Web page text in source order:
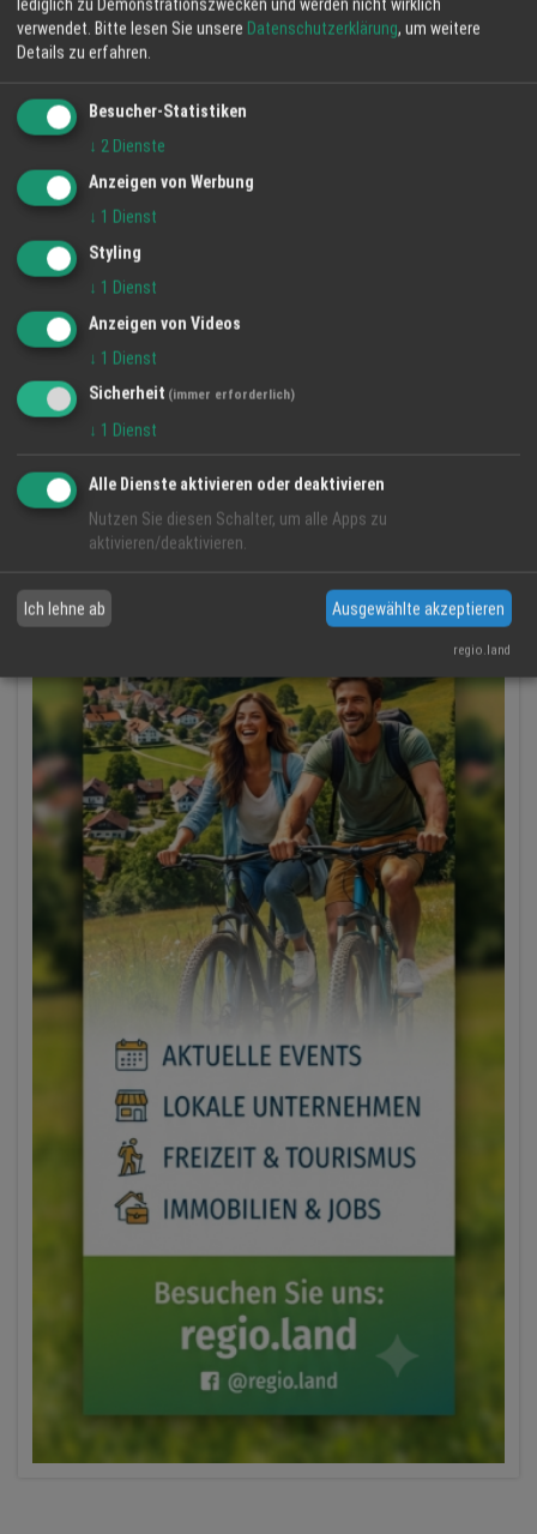
lediglich zu Demonstrationszwecken und werden nicht wirklich
verwendet. Bitte lesen Sie unsere Datenschutzerklärung, um weitere
Details zu erfahren.
Besucher-Statistiken
↓ 2 Dienste
Anzeigen von Werbung
↓ 1 Dienst
Styling
↓ 1 Dienst
Anzeigen von Videos
↓ 1 Dienst
Sicherheit (immer erforderlich)
↓ 1 Dienst
Alle Dienste aktivieren oder deaktivieren
Nutzen Sie diesen Schalter, um alle Apps zu
aktivieren/deaktivieren.
Ich lehne ab Ausgewählte akzeptieren
regio.land